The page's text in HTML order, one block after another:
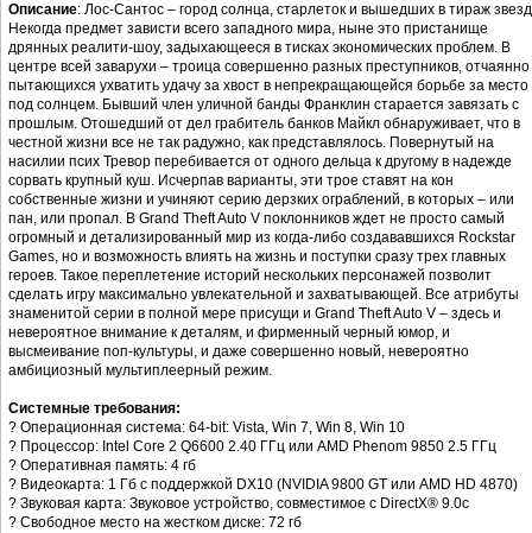
Описание: Лос-Сантос – город солнца, старлеток и вышедших в тираж
Некогда предмет зависти всего западного мира, ныне это пристанище
дрянных реалити-шоу, задыхающееся в тисках экономических проблем. В
центре всей заварухи – троица совершенно разных преступников, отчаянно
пытающихся ухватить удачу за хвост в непрекращающейся борьбе за место
под солнцем. Бывший член уличной банды Франклин старается завязать с
прошлым. Отошедший от дел грабитель банков Майкл обнаруживает, что в
честной жизни все не так радужно, как представлялось. Повернутый на
насилии псих Тревор перебивается от одного дельца к другому в надежде
сорвать крупный куш. Исчерпав варианты, эти трое ставят на кон
собственные жизни и учиняют серию дерзких ограблений, в которых – или
пан, или пропал. В Grand Theft Auto V поклонников ждет не просто самый
огромный и детализированный мир из когда-либо создававшихся Rockstar
Games, но и возможность влиять на жизнь и поступки сразу трех главных
героев. Такое переплетение историй нескольких персонажей позволит
сделать игру максимально увлекательной и захватывающей. Все атрибуты
знаменитой серии в полной мере присущи и Grand Theft Auto V – здесь и
невероятное внимание к деталям, и фирменный черный юмор, и
высмеивание поп-культуры, и даже совершенно новый, невероятно
амбициозный мультиплеерный режим.
Системные требования:
? Операционная система: 64-bit: Vista, Win 7, Win 8, Win 10
? Процессор: Intel Core 2 Q6600 2.40 ГГц или AMD Phenom 9850 2.5 ГГц
? Оперативная память: 4 гб
? Видеокарта: 1 Гб с поддержкой DX10 (NVIDIA 9800 GT или AMD HD 4870)
? Звуковая карта: Звуковое устройство, совместимое с DirectX® 9.0с
? Свободное место на жестком диске: 72 гб